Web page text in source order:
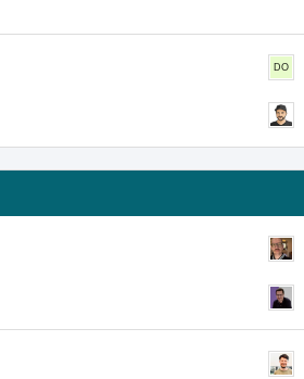
g
e
B
e
i
t
r
ä
e
L
e
t
z
t
e
i
r
e
L
e
t
z
t
e
L